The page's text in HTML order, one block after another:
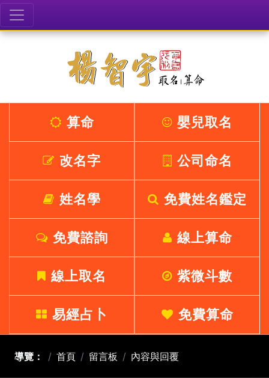
算命 嬰兒取名
改名字 公司命名
姓名學 免費姓名鑑定
免費諮詢 線上算命
線上取名 紫微斗數
易經占卜 免費算命
導覽： 首頁 留言板 內容與回覆